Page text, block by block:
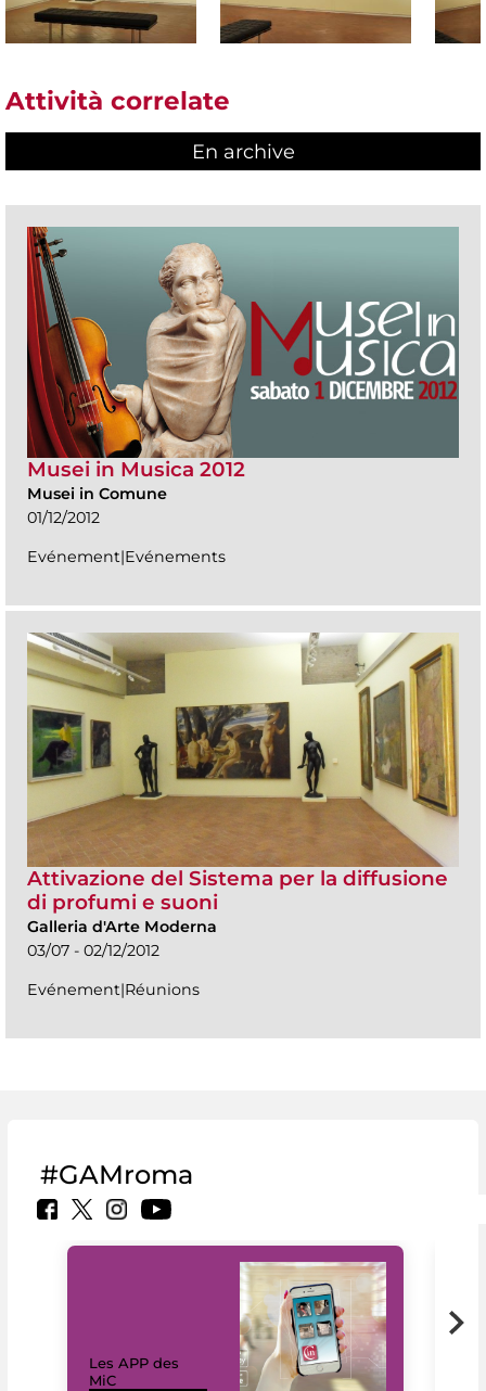
Attività correlate
En archive
Musei in Musica 2012
Musei in Comune
01/12/2012
Evénement|Evénements
Attivazione del Sistema per la diffusione
di profumi e suoni
Galleria d'Arte Moderna
03/07 - 02/12/2012
Evénement|Réunions
#GAMroma
Les APP des
MiC